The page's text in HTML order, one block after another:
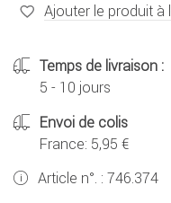
Ajouter le produit à
Temps de livraison :
5 - 10 jours
Envoi de colis
France: 5,95 €
Article n°. : 746.374